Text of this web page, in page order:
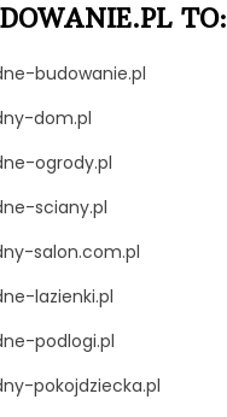
TO:
budowanie.pl
dom.pl
ogrody.pl
sciany.pl
salon.com.pl
lazienki.pl
podlogi.pl
pokojdziecka.pl